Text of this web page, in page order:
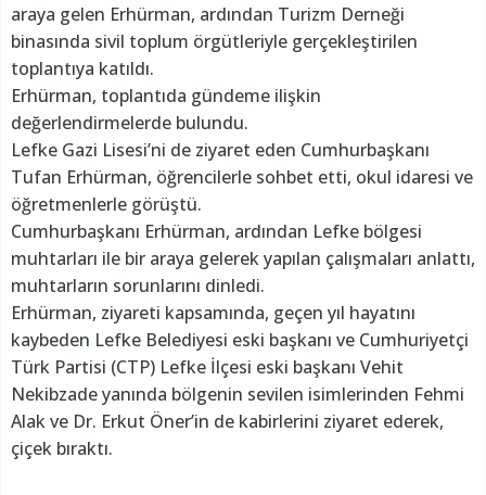
araya gelen Erhürman, ardından Turizm Derneği
binasında sivil toplum örgütleriyle gerçekleştirilen
toplantıya katıldı.
Erhürman, toplantıda gündeme ilişkin
değerlendirmelerde bulundu.
Lefke Gazi Lisesi’ni de ziyaret eden Cumhurbaşkanı
Tufan Erhürman, öğrencilerle sohbet etti, okul idaresi ve
öğretmenlerle görüştü.
Cumhurbaşkanı Erhürman, ardından Lefke bölgesi
muhtarları ile bir araya gelerek yapılan çalışmaları anlattı,
muhtarların sorunlarını dinledi.
Erhürman, ziyareti kapsamında, geçen yıl hayatını
kaybeden Lefke Belediyesi eski başkanı ve Cumhuriyetçi
Türk Partisi (CTP) Lefke İlçesi eski başkanı Vehit
Nekibzade yanında bölgenin sevilen isimlerinden Fehmi
Alak ve Dr. Erkut Öner’in de kabirlerini ziyaret ederek,
çiçek bıraktı.